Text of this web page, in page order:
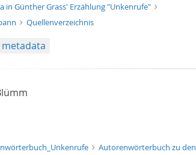
in Günther Grass' Erzählung "Unkenrufe"
Quellenverzeichnis
Autorenwörterbuch zu den